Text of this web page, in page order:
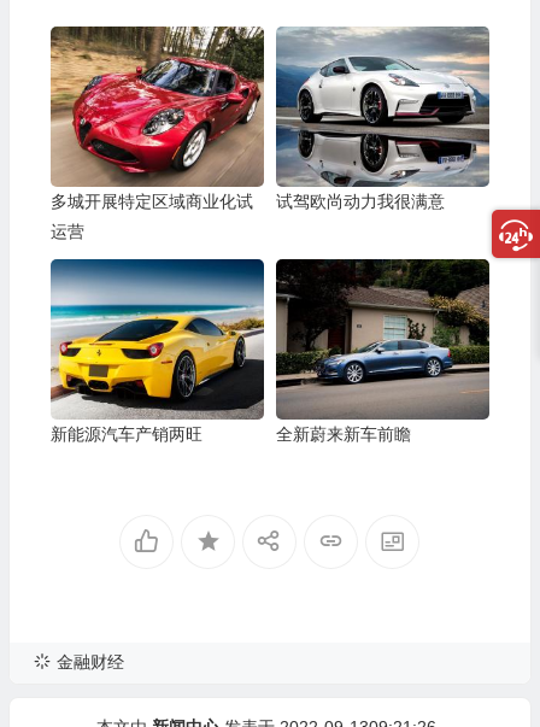
多城开展特定区域商业化试
运营
试驾欧尚动力我很满意
新能源汽车产销两旺 全新蔚来新车前瞻
金融财经